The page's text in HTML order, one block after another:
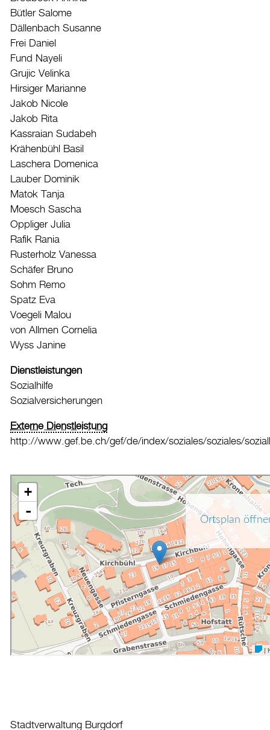
Bütler Salome
Dällenbach Susanne
Frei Daniel
Fund Nayeli
Grujic Velinka
Hirsiger Marianne
Jakob Nicole
Jakob Rita
Kassraian Sudabeh
Krähenbühl Basil
Laschera Domenica
Lauber Dominik
Matok Tanja
Moesch Sascha
Oppliger Julia
Rafik Rania
Rusterholz Vanessa
Schäfer Bruno
Sohm Remo
Spatz Eva
Voegeli Malou
von Allmen Cornelia
Wyss Janine
Dienstleistungen
Sozialhilfe
Sozialversicherungen
Externe Dienstleistung
http://www.gef.be.ch/gef/de/index/soziales/soziales/
Stadtverwaltung Burgdorf